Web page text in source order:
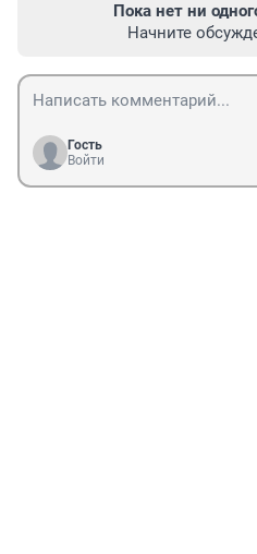
Пока нет ни
Начните
Гость
Войти